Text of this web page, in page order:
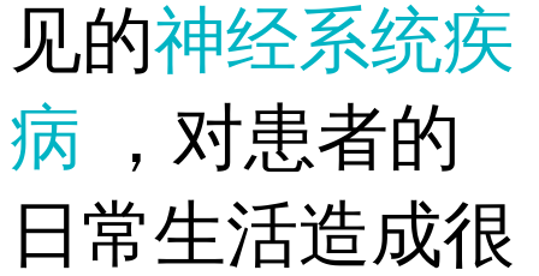
见的神经系统疾
病
，对患者的
日常生活造成很